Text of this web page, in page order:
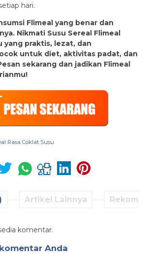
hari.
Flimeal yang benar dan
Nikmati Susu Sereal Flimeal
yang praktis, lezat, dan
untuk diet, aktivitas padat, dan
sekarang dan jadikan Flimeal
Rasa Coklat Susu
Artikel Lainnya
komentar.
Anda